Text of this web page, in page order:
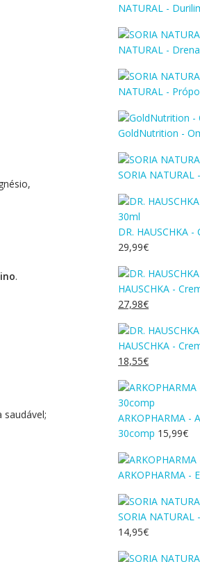
.
NATURAL -
NATURAL -
NATURAL -
GoldNutrition -
SORIA
DR. HAUSCHKA
29,99€
HAUSCHKA -
O
original
era:
30,00€.
27,98€O
atual
é:
27,98€.
HAUSCHKA -
O
original
era:
22,60€.
18,55€O
atual
é:
18,55€.
ARKOPHARMA -
30comp 15,99€
ARKOPHARMA -
SORIA
14,95€